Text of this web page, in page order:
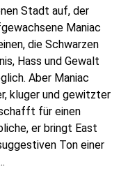
Stadt auf, der
Maniac
die Schwarzen
Hass und Gewalt
Aber Maniac
kluger und gewitzter
für einen
er bringt East
Ton einer